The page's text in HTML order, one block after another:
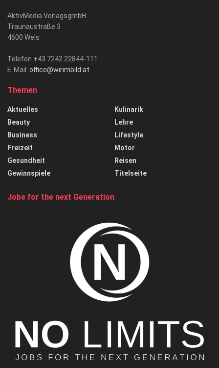
AktivMedia VerlagsgmbH
Traunaustraße 3
4600 Wels
Telefon +43 7242 22844-111
E-Mail: office@wirimbild.at
Themen
Aktuelles
Beauty
Business
Freizeit
Gesundheit
Gewinnspiele
Kulinarik
Lehre
Lifestyle
Motor
Reisen
Titelseite
Jobs for the next Generation